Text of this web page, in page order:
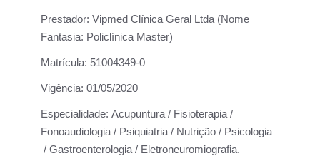
Prestador: Vipmed Clínica Geral Ltda (Nome
Fantasia: Policlínica Master)
Matrícula: 51004349-0
Vigência: 01/05/2020
Especialidade: Acupuntura / Fisioterapia /
Fonoaudiologia / Psiquiatria / Nutrição / Psicologia
/ Gastroenterologia / Eletroneuromiografia.